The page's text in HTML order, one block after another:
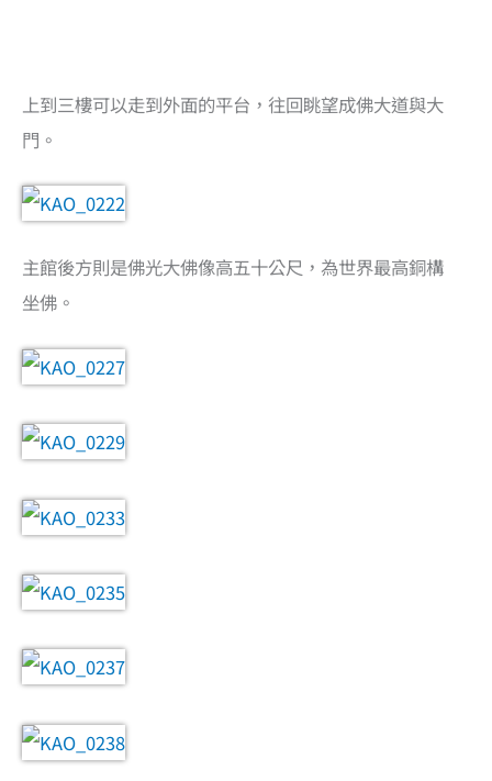
上到三樓可以走到外面的平台，往回眺望成佛大道與大
門。
主館後方則是佛光大佛像高五十公尺，為世界最高銅構
坐佛。